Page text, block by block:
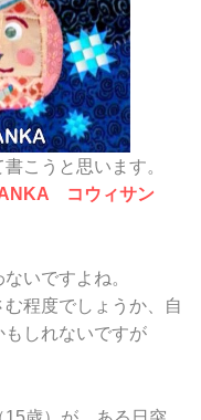
こうと思います。
コウィサン
いですよね。
程度でしょうか、自
しれないですが